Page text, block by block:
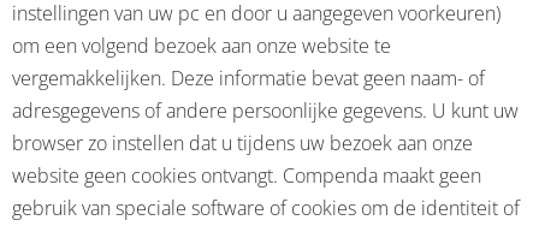
instellingen van uw pc en door u aangegeven voorkeuren)
om een volgend bezoek aan onze website te
vergemakkelijken. Deze informatie bevat geen naam- of
adresgegevens of andere persoonlijke gegevens. U kunt uw
browser zo instellen dat u tijdens uw bezoek aan onze
website geen cookies ontvangt. Compenda maakt geen
gebruik van speciale software of cookies om de identiteit of